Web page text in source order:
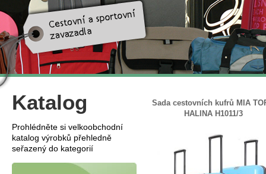
Katalog
Prohlédněte si velkoobchodní
katalog výrobků přehledně
seřazený do kategorií
Sada cestovních kufrů MIA
HALINA H1011/3